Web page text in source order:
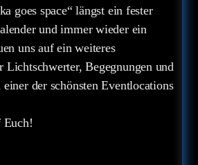
goes space“ längst ein fester
und immer wieder ein
uns auf ein weiteres
Lichtschwerter, Begegnungen und
der schönsten Eventlocations
Euch!